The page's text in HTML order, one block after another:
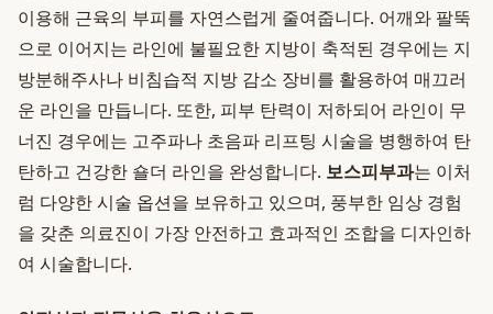
이용해 근육의 부피를 자연스럽게 줄여줍니다. 어깨와 팔뚝
으로 이어지는 라인에 불필요한 지방이 축적된 경우에는 지
방분해주사나 비침습적 지방 감소 장비를 활용하여 매끄러
운 라인을 만듭니다. 또한, 피부 탄력이 저하되어 라인이 무
너진 경우에는 고주파나 초음파 리프팅 시술을 병행하여 탄
탄하고 건강한 숄더 라인을 완성합니다. 보스피부과는 이처
럼 다양한 시술 옵션을 보유하고 있으며, 풍부한 임상 경험
을 갖춘 의료진이 가장 안전하고 효과적인 조합을 디자인하
여 시술합니다.